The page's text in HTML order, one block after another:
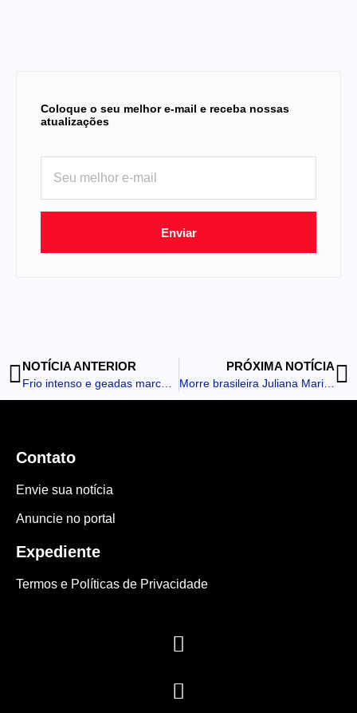
Coloque o seu melhor e-mail e receba nossas
atualizações
Enviar
NOTÍCIA ANTERIOR
Frio intenso e geadas marcam a terça-feira na região
PRÓXIMA NOTÍCIA
Morre brasileira Juliana Marins, que caiu em trilha de vulcão na Indonésia
Contato
Envie sua notícia
Anuncie no portal
Expediente
Termos e Políticas de Privacidade